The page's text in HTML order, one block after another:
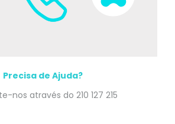
Precisa de Ajuda?
nos através do 210 127 215